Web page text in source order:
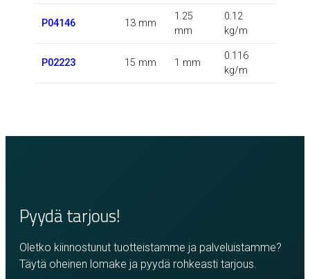
P04146 13 mm
1.25
mm
0.12
kg/m
P02223 15 mm 1 mm
0.116
kg/m
Pyydä tarjous!
Oletko kiinnostunut tuotteistamme ja palveluistamme?
Täytä oheinen lomake ja pyydä rohkeasti tarjous.